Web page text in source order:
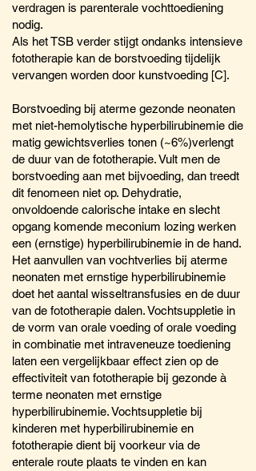
verdragen is parenterale vochttoediening
nodig.
Als het TSB verder stijgt ondanks intensieve
fototherapie kan de borstvoeding tijdelijk
vervangen worden door kunstvoeding [C].
Borstvoeding bij aterme gezonde neonaten
met niet-hemolytische hyperbilirubinemie die
matig gewichtsverlies tonen (~6%)verlengt
de duur van de fototherapie. Vult men de
borstvoeding aan met bijvoeding, dan treedt
dit fenomeen niet op. Dehydratie,
onvoldoende calorische intake en slecht
opgang komende meconium lozing werken
een (ernstige) hyperbilirubinemie in de hand.
Het aanvullen van vochtverlies bij aterme
neonaten met ernstige hyperbilirubinemie
doet het aantal wisseltransfusies en de duur
van de fototherapie dalen. Vochtsuppletie in
de vorm van orale voeding of orale voeding
in combinatie met intraveneuze toediening
laten een vergelijkbaar effect zien op de
effectiviteit van fototherapie bij gezonde à
terme neonaten met ernstige
hyperbilirubinemie. Vochtsuppletie bij
kinderen met hyperbilirubinemie en
fototherapie dient bij voorkeur via de
enterale route plaats te vinden en kan